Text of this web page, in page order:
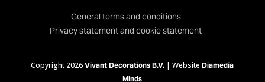
General terms and conditions
Privacy statement and cookie statement
Copyright 2026Vivant Decorations B.V. | WebsiteDiamedia
Minds